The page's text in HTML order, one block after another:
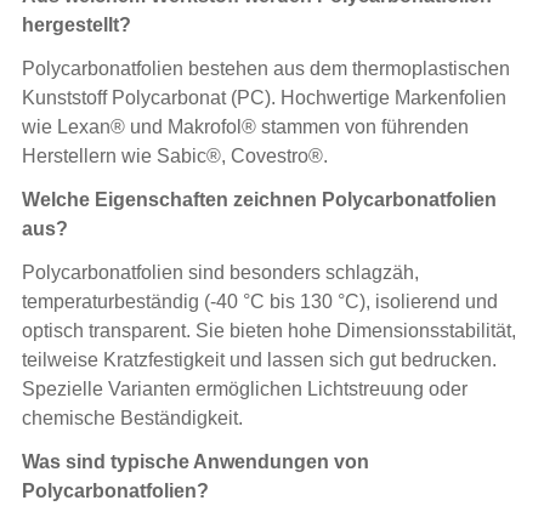
hergestellt?
Polycarbonatfolien bestehen aus dem thermoplastischen
Kunststoff Polycarbonat (PC). Hochwertige Markenfolien
wie Lexan® und Makrofol® stammen von führenden
Herstellern wie Sabic®, Covestro®.
Welche Eigenschaften zeichnen Polycarbonatfolien
aus?
Polycarbonatfolien sind besonders schlagzäh,
temperaturbeständig (-40 °C bis 130 °C), isolierend und
optisch transparent. Sie bieten hohe Dimensionsstabilität,
teilweise Kratzfestigkeit und lassen sich gut bedrucken.
Spezielle Varianten ermöglichen Lichtstreuung oder
chemische Beständigkeit.
Was sind typische Anwendungen von
Polycarbonatfolien?